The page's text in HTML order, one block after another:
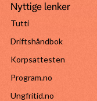
Nyttige lenker
Tutti
Driftshåndbok
Korpsattesten
Program.no
Ungfritid.no